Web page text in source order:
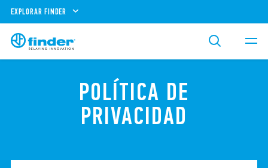
EXPLORAR FINDER
POLÍTICA DE
PRIVACIDAD